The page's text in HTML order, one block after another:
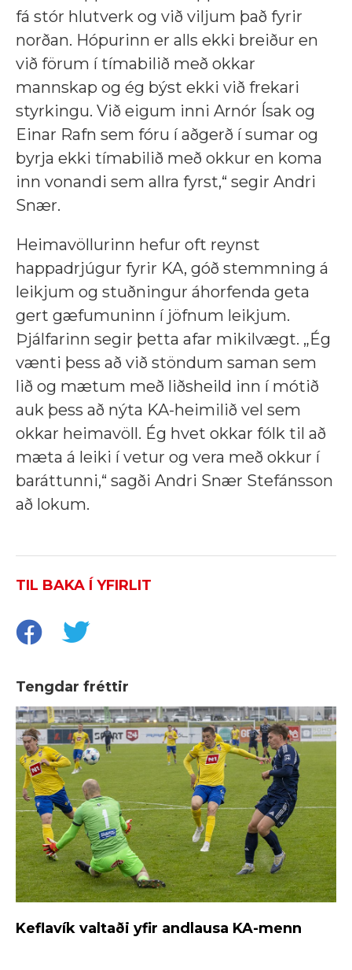
fá stór hlutverk og við viljum það fyrir
norðan. Hópurinn er alls ekki breiður en
við förum í tímabilið með okkar
mannskap og ég býst ekki við frekari
styrkingu. Við eigum inni Arnór Ísak og
Einar Rafn sem fóru í aðgerð í sumar og
byrja ekki tímabilið með okkur en koma
inn vonandi sem allra fyrst,“ segir Andri
Snær.
Heimavöllurinn hefur oft reynst
happadrjúgur fyrir KA, góð stemmning á
leikjum og stuðningur áhorfenda geta
gert gæfumuninn í jöfnum leikjum.
Þjálfarinn segir þetta afar mikilvægt. „Ég
vænti þess að við stöndum saman sem
lið og mætum með liðsheild inn í mótið
auk þess að nýta KA-heimilið vel sem
okkar heimavöll. Ég hvet okkar fólk til að
mæta á leiki í vetur og vera með okkur í
baráttunni,“ sagði Andri Snær Stefánsson
að lokum.
TIL BAKA Í YFIRLIT
Tengdar fréttir
Keflavík valtaði yfir andlausa KA-menn